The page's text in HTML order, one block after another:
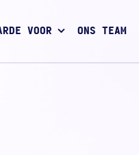
VOOR ONS TEAM